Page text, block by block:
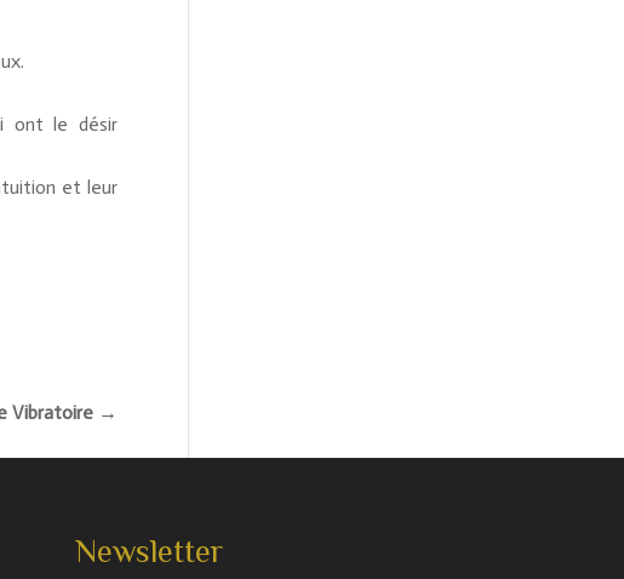
ont le désir
et leur
Vibratoire →
Newsletter